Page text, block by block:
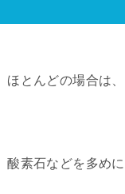
とんどの場合は、
酸素石などを多めに